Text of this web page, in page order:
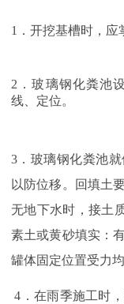
1．开挖基槽时，应
2．玻璃钢化粪池
线、定位。
3． 玻璃钢化粪池
以防位移。回填土
无地下水时，接土
素土或黄砂填实：
罐体固定位置受力均
4．在雨季施工时